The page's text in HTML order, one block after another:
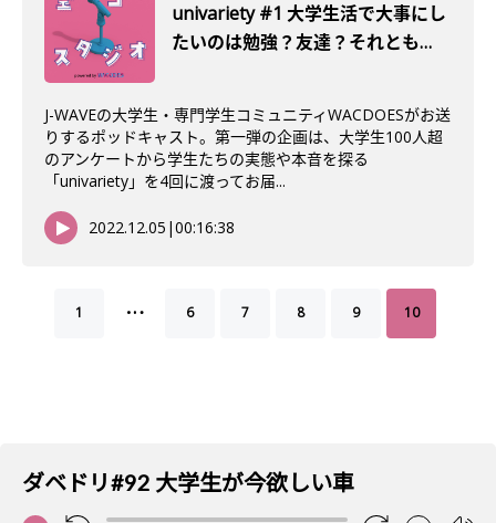
univariety #1 大学生活で大事にし
たいのは勉強？友達？それとも…
J-WAVEの大学生・専門学生コミュニティWACDOESがお送
りするポッドキャスト。第一弾の企画は、大学生100人超
のアンケートから学生たちの実態や本音を探る
「univariety」を4回に渡ってお届...
2022.12.05 |00:16:38
1 … 6 7 8 9 10
ダベドリ#92 大学生が今欲しい車